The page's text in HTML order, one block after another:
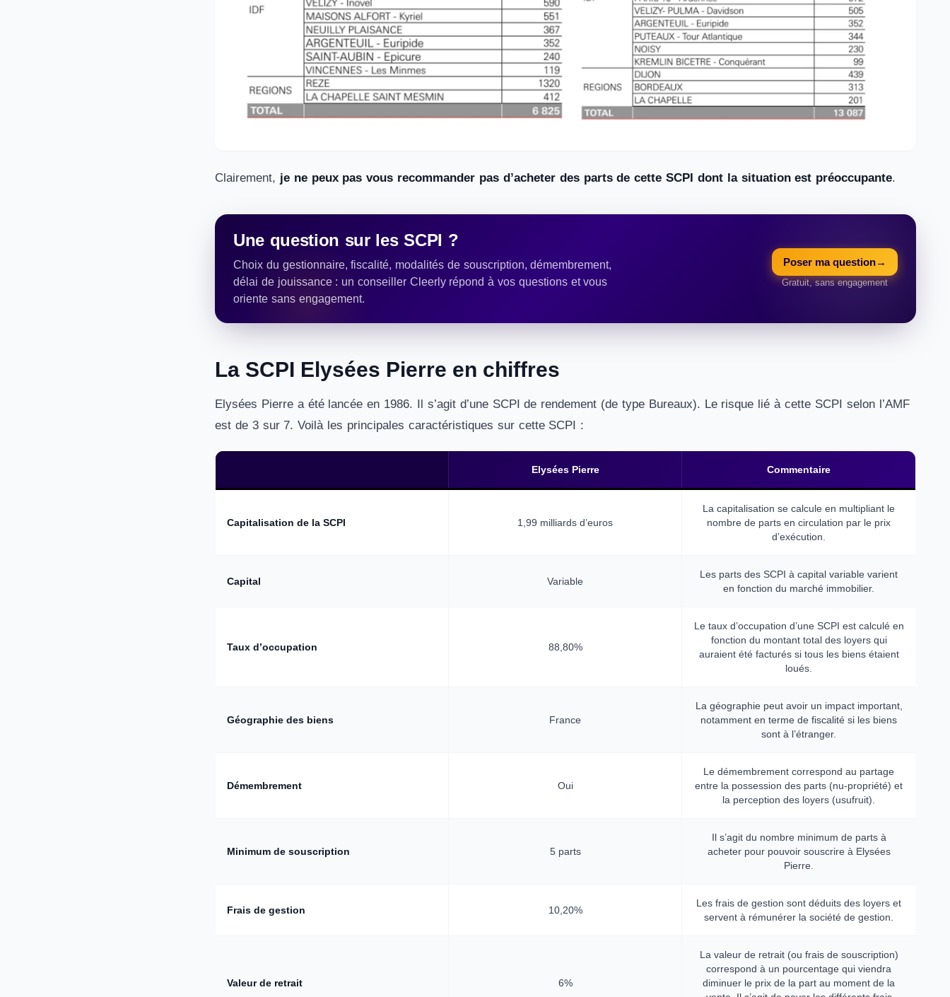
Clairement, je ne peux pas vous recommander pas d’acheter des parts de cette SCPI dont la situation est préoccupante.
Une question sur les SCPI ?
Choix du gestionnaire, fiscalité, modalités de souscription, démembrement,
délai de jouissance : un conseiller Cleerly répond à vos questions et vous
oriente sans engagement.
Poser ma question→
Gratuit, sans engagement
La SCPI Elysées Pierre en chiffres
Elysées Pierre a été lancée en 1986. Il s’agit d’une SCPI de rendement (de type Bureaux). Le risque lié à cette SCPI selon l’AMF
est de 3 sur 7. Voilà les principales caractéristiques sur cette SCPI :
Elysées Pierre Commentaire
Capitalisation de la SCPI 1,99 milliards d’euros
La capitalisation se calcule en multipliant le
nombre de parts en circulation par le prix
d’exécution.
Capital Variable
Les parts des SCPI à capital variable varient
en fonction du marché immobilier.
Taux d’occupation 88,80%
Le taux d’occupation d’une SCPI est calculé en
fonction du montant total des loyers qui
auraient été facturés si tous les biens étaient
loués.
Géographie des biens France
La géographie peut avoir un impact important,
notamment en terme de fiscalité si les biens
sont à l’étranger.
Démembrement Oui
Le démembrement correspond au partage
entre la possession des parts (nu-propriété) et
la perception des loyers (usufruit).
Minimum de souscription 5 parts
Il s’agit du nombre minimum de parts à
acheter pour pouvoir souscrire à Elysées
Pierre.
Frais de gestion 10,20%
Les frais de gestion sont déduits des loyers et
servent à rémunérer la société de gestion.
Valeur de retrait 6%
La valeur de retrait (ou frais de souscription)
correspond à un pourcentage qui viendra
diminuer le prix de la part au moment de la